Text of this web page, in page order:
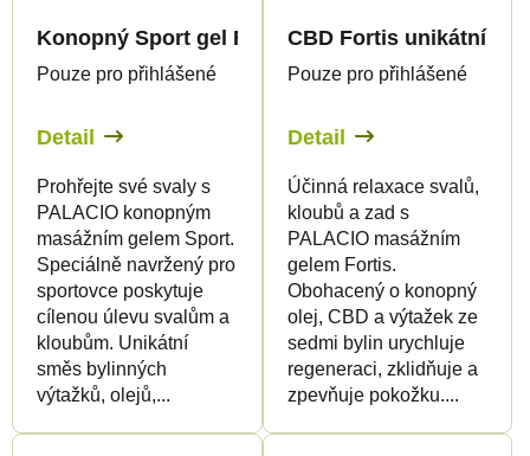
Konopný Sport gel Forte hřejivý, 200ml - Palacio
Pouze pro přihlášené
Detail
Prohřejte své svaly s
PALACIO konopným
masážním gelem Sport.
Speciálně navržený pro
sportovce poskytuje
cílenou úlevu svalům a
kloubům. Unikátní
směs bylinných
výtažků, olejů,...
CBD Fortis unikátní
Pouze pro přihlášené
Detail
Účinná relaxace svalů,
kloubů a zad s
PALACIO masážním
gelem Fortis.
Obohacený o konopný
olej, CBD a výtažek ze
sedmi bylin urychluje
regeneraci, zklidňuje a
zpevňuje pokožku....